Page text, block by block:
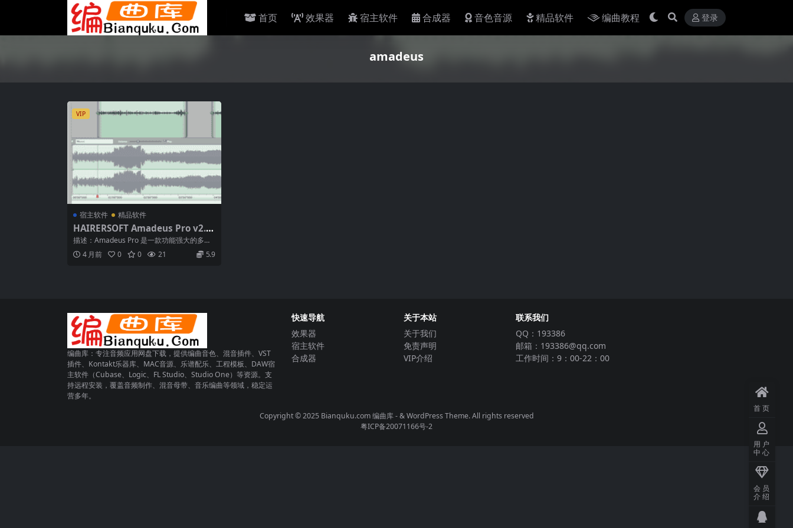
首页 效果器 宿主软件 合成器 音色音源 精品软件 编曲教程 登录
amadeus
VIP
宿主软件 精品软件
HAIRERSOFT Amadeus Pro v2.8.
14 2680 macOS-HCiSO
描述：Amadeus Pro 是一款功能强大的多轨
音频编辑器，支持多种格式，包括...
4 月前 0 0 21 5.9
编曲库：专注音频应用网盘下载，提供编曲音色、混音插件、VST
插件、Kontakt乐器库、MAC音源、乐谱配乐、工程模板、DAW宿
主软件（Cubase、Logic、FL Studio、Studio One）等资源。支
持远程安装，覆盖音频制作、混音母带、音乐编曲等领域，稳定运
营多年。
快速导航
效果器
宿主软件
合成器
关于本站
关于我们
免责声明
VIP介绍
联系我们
QQ：193386
邮箱：193386@qq.com
工作时间：9：00-22：00
Copyright © 2025 Bianquku.com编曲库- & WordPress Theme. All rights reserved
粤ICP备20071166号-2
首页
用户
中心
会员
介绍